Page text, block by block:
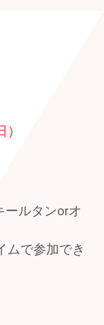
ールタンorオ
ムで参加でき